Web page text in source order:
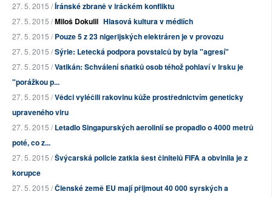
27. 5. 2015 /Íránské zbraně v iráckém konfliktu
27. 5. 2015 /Miloš Dokulil Hlasová kultura v médiích
27. 5. 2015 /Pouze 5 z 23 nigerijských elektráren je v provozu
27. 5. 2015 /Sýrie: Letecká podpora povstalců by byla "agresí"
27. 5. 2015 /Vatikán: Schválení sňatků osob téhož pohlaví v Irsku je
"porážkou p...
27. 5. 2015 /Vědci vyléčili rakovinu kůže prostřednictvím geneticky
upraveného viru
27. 5. 2015 /Letadlo Singapurských aerolinií se propadlo o 4000 metrů
poté, co z...
27. 5. 2015 /Švýcarská policie zatkla šest činitelů FIFA a obvinila je z
korupce
27. 5. 2015 /Členské země EU mají přijmout 40 000 syrských a